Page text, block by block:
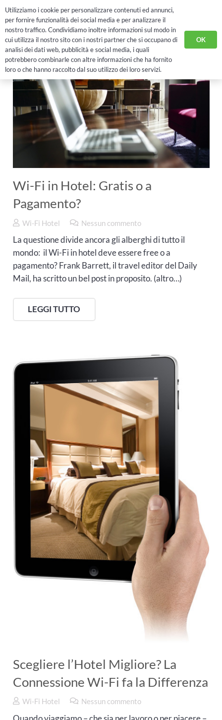
RICHIEDI DEMO
Wi-Fi in Hotel: Gratis o a
Pagamento?
Wi-Fi Hotel Nessun commento
La questione divide ancora gli alberghi di tutto il
mondo: il Wi-Fi in hotel deve essere free o a
pagamento? Frank Barrett, il travel editor del Daily
Mail, ha scritto un bel post in proposito. (altro…)
LEGGI TUTTO
Scegliere l’Hotel Migliore? La
Connessione Wi-Fi fa la Differenza
Wi-Fi Hotel Nessun commento
Utilizziamo i cookie per personalizzare contenuti ed annunci,
per fornire funzionalità dei social media e per analizzare il
nostro traffico. Condividiamo inoltre informazioni sul modo in
cui utilizza il nostro sito con i nostri partner che si occupano di
analisi dei dati web, pubblicità e social media, i quali
potrebbero combinarle con altre informazioni che ha fornito
loro o che hanno raccolto dal suo utilizzo dei loro servizi.
OK